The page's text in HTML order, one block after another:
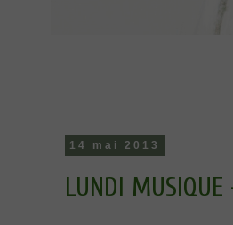
14 mai 2013
LUNDI MUSIQUE